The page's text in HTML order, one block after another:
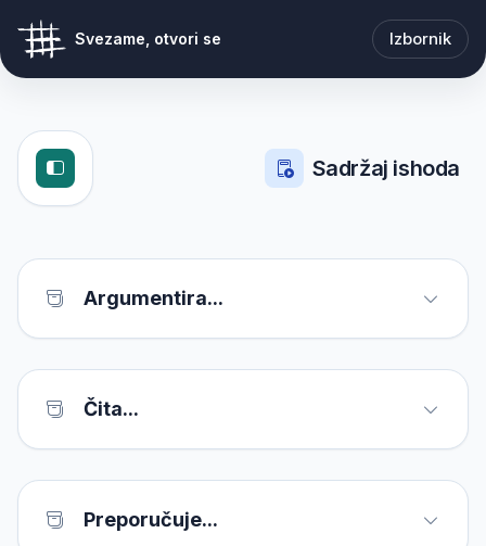
Svezame, otvori se Izbornik
Sadržaj ishoda
Argumentira...
Čita...
Preporučuje...